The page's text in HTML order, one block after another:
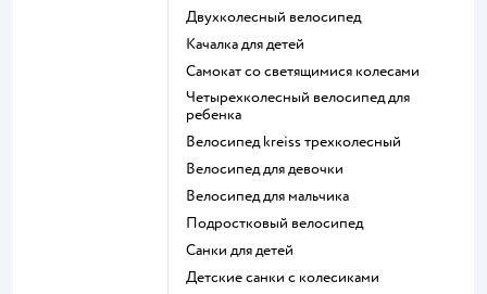
Двухколесный велосипед
Качалка для детей
Самокат со светящимися колесами
Четырехколесный велосипед для
ребенка
Велосипед kreiss трехколесный
Велосипед для девочки
Велосипед для мальчика
Подростковый велосипед
Санки для детей
Детские санки с колесиками